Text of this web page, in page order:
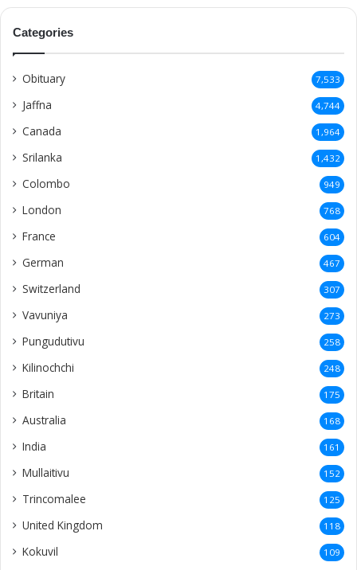
Categories
Obituary 7,533
Jaffna 4,744
Canada 1,964
Srilanka 1,432
Colombo 949
London 768
France 604
German 467
Switzerland 307
Vavuniya 273
Pungudutivu 258
Kilinochchi 248
Britain 175
Australia 168
India 161
Mullaitivu 152
Trincomalee 125
United Kingdom 118
Kokuvil 109